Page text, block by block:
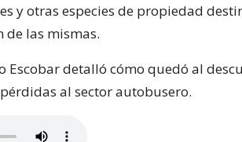
y otras especies de propiedad
de las mismas.
Escobar detalló cómo quedó al
al sector autobusero.